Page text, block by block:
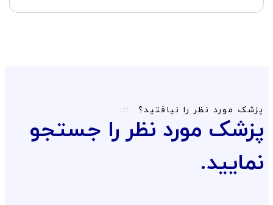
پزشک مورد نظر را نیافتید؟
پزشک مورد نظر را جستجو
نمایید.